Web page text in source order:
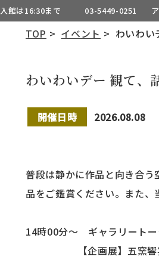
入館は16:30まで 03-5449-0251
TOP > イベント > わいわい
わいわいデー 観て、
開催日時 2026.08.08
普段は静かに作品と向き合
品をご鑑賞ください。また、
14時00分～ ギャラリートー
【企画展】五窯響宴 宋